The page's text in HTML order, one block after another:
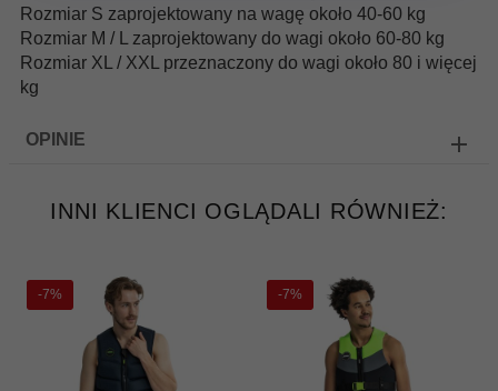
Rozmiar S zaprojektowany na wagę około 40-60 kg
Rozmiar M / L zaprojektowany do wagi około 60-80 kg
Rozmiar XL / XXL przeznaczony do wagi około 80 i więcej
kg
OPINIE
INNI KLIENCI OGLĄDALI RÓWNIEŻ:
-7% -7%